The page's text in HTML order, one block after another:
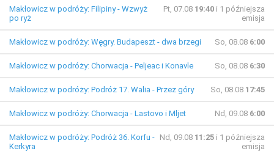
Makłowicz w podróży: Filipiny - Wzwyż
po ryż
Pt, 07.08 19:40 i 1 późniejsza
emisja
Makłowicz w podróży: Węgry. Budapeszt - dwa brzegi So, 08.08 6:00
Makłowicz w podróży: Chorwacja - Peljeac i Konavle So, 08.08 6:30
Makłowicz w podróży: Podróż 17. Walia - Przez góry So, 08.08 17:45
Makłowicz w podróży: Chorwacja - Lastovo i Mljet Nd, 09.08 6:00
Makłowicz w podróży: Podróż 36. Korfu -
Kerkyra
Nd, 09.08 11:25 i 1 późniejsza
emisja